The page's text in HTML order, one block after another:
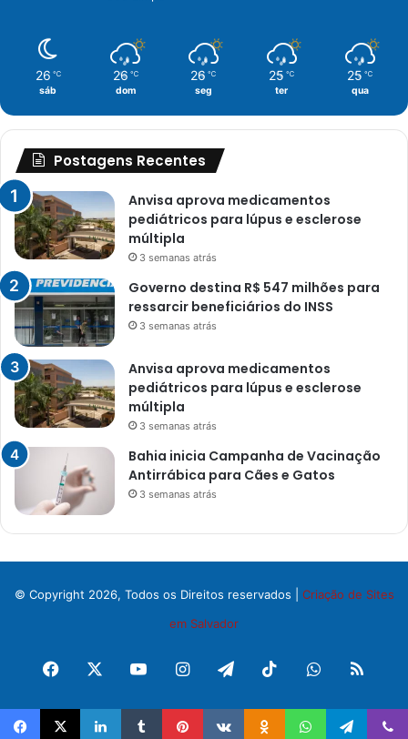
26 ℃
sáb
26 ℃
dom
26 ℃
seg
25 ℃
ter
25 ℃
qua
Postagens Recentes
Anvisa aprova medicamentos
pediátricos para lúpus e esclerose
múltipla
3 semanas atrás
Governo destina R$ 547 milhões para
ressarcir beneficiários do INSS
3 semanas atrás
Anvisa aprova medicamentos
pediátricos para lúpus e esclerose
múltipla
3 semanas atrás
Bahia inicia Campanha de Vacinação
Antirrábica para Cães e Gatos
3 semanas atrás
© Copyright 2026, Todos os Direitos reservados | Criação de Sites
em Salvador
Facebook YouTubeInstagram
TelegramTikTokWhatsApp
RSS